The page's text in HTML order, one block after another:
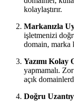
kolaylaştırır.
Markanızla
işletmenizi
domain, marka
Yazımı Kolay
yapmamalı. Zor
açık
Doğru